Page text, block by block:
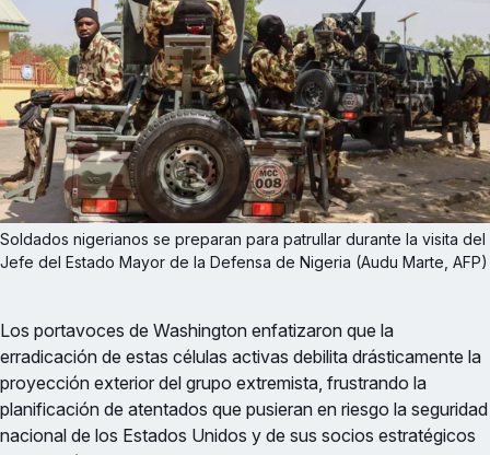
Soldados nigerianos se preparan para patrullar durante la visita del
Jefe del Estado Mayor de la Defensa de Nigeria (Audu Marte, AFP)
Los portavoces de Washington enfatizaron que la
erradicación de estas células activas debilita drásticamente la
proyección exterior del grupo extremista, frustrando la
planificación de atentados que pusieran en riesgo la seguridad
nacional de los Estados Unidos y de sus socios estratégicos